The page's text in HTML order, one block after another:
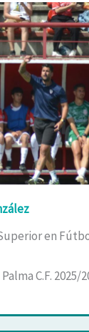
en
C.F. 2025/